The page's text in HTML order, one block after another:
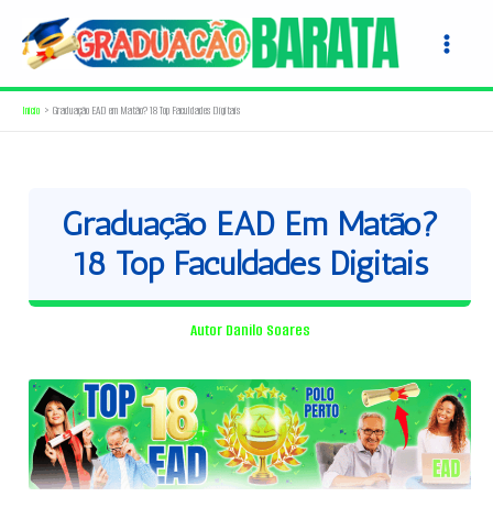
para
conteúdo
Início Graduação EAD em Matão? 18 Top Faculdades Digitais
Graduação EAD Em Matão?
18 Top Faculdades Digitais
Autor Danilo Soares